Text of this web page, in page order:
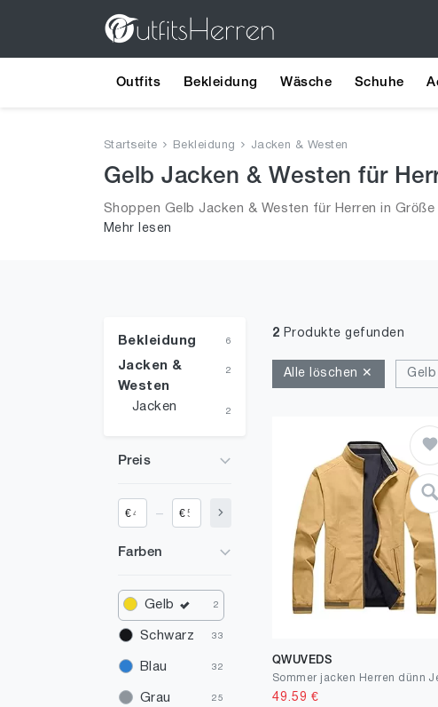
Outfits Bekleidung Wäsche Schuhe
Startseite Bekleidung Jacken & Westen
Gelb Jacken & Westen für
Shoppen Gelb Jacken & Westen für Herren in
alle Trends aus 2026 für Männer!
Mehr lesen
Bekleidung 6
Jacken &
Westen
2
Jacken 2
Preis
€ €
Farben
Gelb 2
Schwarz 33
Blau 32
Grau 25
2 Produkte gefunden
Alle löschen ✕
QWUVEDS
49.59 €